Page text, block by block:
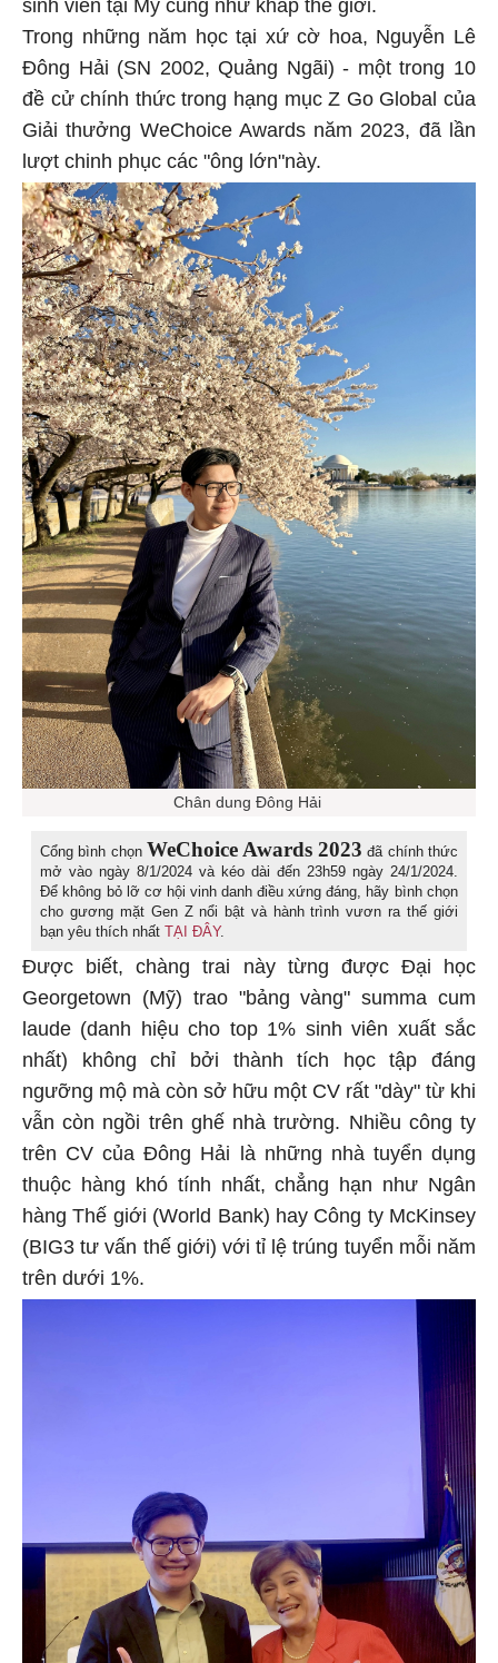
sinh viên tại Mỹ cũng như khắp thế giới.
Trong những năm học tại xứ cờ hoa, Nguyễn Lê
Đông Hải (SN 2002, Quảng Ngãi) - một trong 10
đề cử chính thức trong hạng mục Z Go Global của
Giải thưởng WeChoice Awards năm 2023, đã lần
lượt chinh phục các "ông lớn"này.
Chân dung Đông Hải
Cổng bình chọn WeChoice Awards 2023 đã chính thức
mở vào ngày 8/1/2024 và kéo dài đến 23h59 ngày 24/1/2024.
Để không bỏ lỡ cơ hội vinh danh điều xứng đáng, hãy bình chọn
cho gương mặt Gen Z nổi bật và hành trình vươn ra thế giới
bạn yêu thích nhất TẠI ĐÂY.
Được biết, chàng trai này từng được Đại học
Georgetown (Mỹ) trao "bảng vàng" summa cum
laude (danh hiệu cho top 1% sinh viên xuất sắc
nhất) không chỉ bởi thành tích học tập đáng
ngưỡng mộ mà còn sở hữu một CV rất "dày" từ khi
vẫn còn ngồi trên ghế nhà trường. Nhiều công ty
trên CV của Đông Hải là những nhà tuyển dụng
thuộc hàng khó tính nhất, chẳng hạn như Ngân
hàng Thế giới (World Bank) hay Công ty McKinsey
(BIG3 tư vấn thế giới) với tỉ lệ trúng tuyển mỗi năm
trên dưới 1%.